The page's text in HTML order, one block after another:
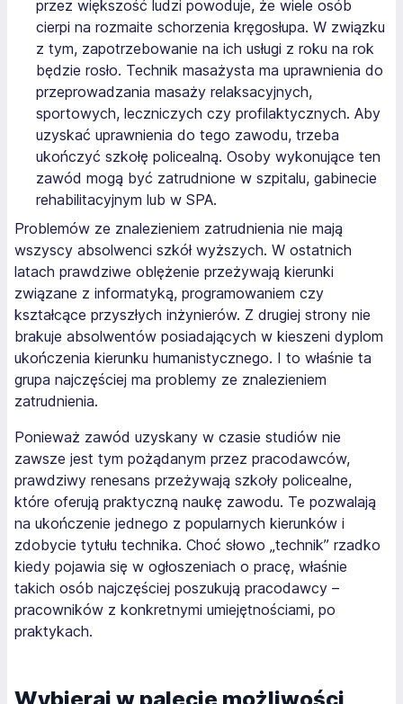
przez większość ludzi powoduje, że wiele osób
cierpi na rozmaite schorzenia kręgosłupa. W związku
z tym, zapotrzebowanie na ich usługi z roku na rok
będzie rosło. Technik masażysta ma uprawnienia do
przeprowadzania masaży relaksacyjnych,
sportowych, leczniczych czy profilaktycznych. Aby
uzyskać uprawnienia do tego zawodu, trzeba
ukończyć szkołę policealną. Osoby wykonujące ten
zawód mogą być zatrudnione w szpitalu, gabinecie
rehabilitacyjnym lub w SPA.
Problemów ze znalezieniem zatrudnienia nie mają
wszyscy absolwenci szkół wyższych. W ostatnich
latach prawdziwe oblężenie przeżywają kierunki
związane z informatyką, programowaniem czy
kształcące przyszłych inżynierów. Z drugiej strony nie
brakuje absolwentów posiadających w kieszeni dyplom
ukończenia kierunku humanistycznego. I to właśnie ta
grupa najczęściej ma problemy ze znalezieniem
zatrudnienia.
Ponieważ zawód uzyskany w czasie studiów nie
zawsze jest tym pożądanym przez pracodawców,
prawdziwy renesans przeżywają szkoły policealne,
które oferują praktyczną naukę zawodu. Te pozwalają
na ukończenie jednego z popularnych kierunków i
zdobycie tytułu technika. Choć słowo „technik” rzadko
kiedy pojawia się w ogłoszeniach o pracę, właśnie
takich osób najczęściej poszukują pracodawcy –
pracowników z konkretnymi umiejętnościami, po
praktykach.